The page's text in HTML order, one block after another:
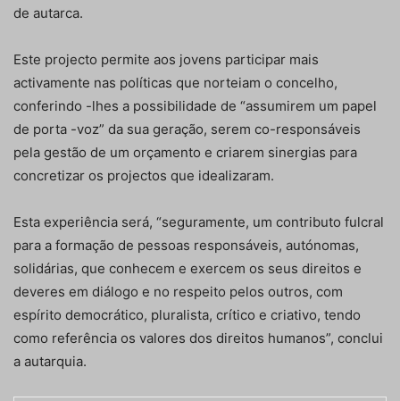
de autarca.
Este projecto permite aos jovens participar mais
activamente nas políticas que norteiam o concelho,
conferindo -lhes a possibilidade de “assumirem um papel
de porta -voz” da sua geração, serem co-responsáveis
pela gestão de um orçamento e criarem sinergias para
concretizar os projectos que idealizaram.
Esta experiência será, “seguramente, um contributo fulcral
para a formação de pessoas responsáveis, autónomas,
solidárias, que conhecem e exercem os seus direitos e
deveres em diálogo e no respeito pelos outros, com
espírito democrático, pluralista, crítico e criativo, tendo
como referência os valores dos direitos humanos”, conclui
a autarquia.